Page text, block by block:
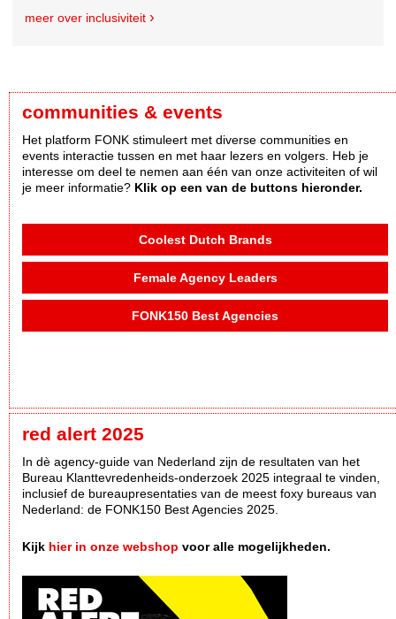
meer over inclusiviteit
communities & events
Het platform FONK stimuleert met diverse communities en
events interactie tussen en met haar lezers en volgers. Heb je
interesse om deel te nemen aan één van onze activiteiten of wil
je meer informatie? Klik op een van de buttons hieronder.
Coolest Dutch Brands
Female Agency Leaders
FONK150 Best Agencies
red alert 2025
In dè agency-guide van Nederland zijn de resultaten van het
Bureau Klanttevredenheids-onderzoek 2025 integraal te vinden,
inclusief de bureaupresentaties van de meest foxy bureaus van
Nederland: de FONK150 Best Agencies 2025.
Kijk hier in onze webshop voor alle mogelijkheden.